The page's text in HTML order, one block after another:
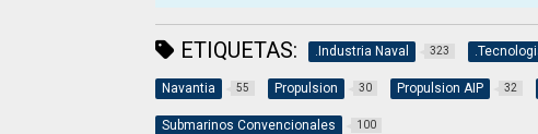
ETIQUETAS: .Industria Naval 323
Navantia 55 Propulsion 30 Propulsion AIP 32
Submarinos Convencionales 100